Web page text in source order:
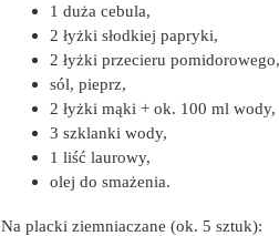
1 duża cebula,
2 łyżki słodkiej papryki,
2 łyżki przecieru pomidorowego,
sól, pieprz,
2 łyżki mąki + ok. 100 ml wody,
3 szklanki wody,
1 liść laurowy,
olej do smażenia.
Na placki ziemniaczane (ok. 5 sztuk):